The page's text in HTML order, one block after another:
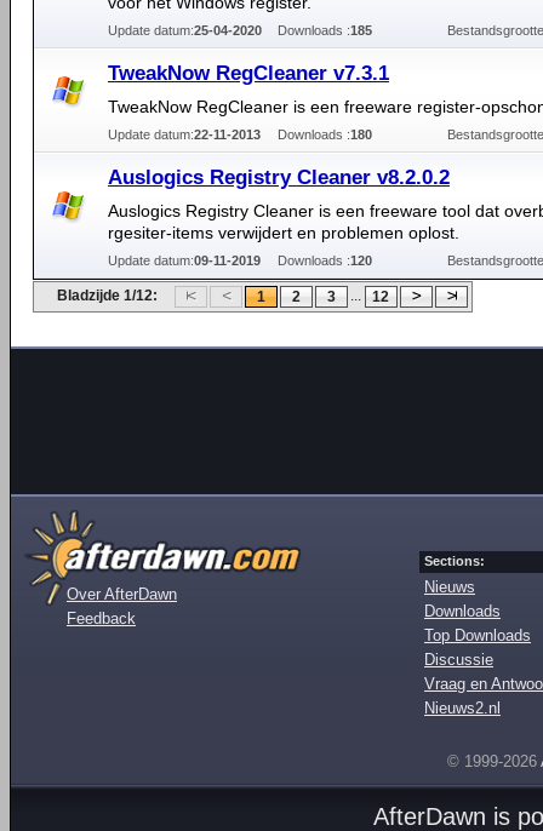
Update datum:25-04-2020 Downloads :185
TweakNow RegCleaner v7.3.1
TweakNow RegCleaner is een freeware register-
Update datum:22-11-2013 Downloads :180
Auslogics Registry Cleaner v8.2.0.2
Auslogics Registry Cleaner is een freeware tool dat
rgesiter-items verwijdert en problemen oplost.
Update datum:09-11-2019 Downloads :120
Bladzijde 1/12: 1 2 3 ... 12
Over AfterDawn
Feedback
Sections:
Nieuws
Downloads
Top Downloads
Discussie
Vraag en
Nieuws2.nl
© 1999-2026
AfterDawn is